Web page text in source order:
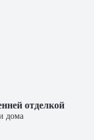
отделкой
дома